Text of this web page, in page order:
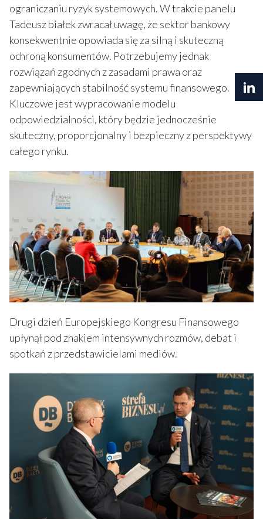
ograniczaniu ryzyk systemowych. W trakcie panelu
Tadeusz białek zwracał uwagę, że sektor bankowy
konsekwentnie opowiada się za silną i skuteczną
ochroną konsumentów. Potrzebujemy jednak
rozwiązań zgodnych z zasadami prawa oraz
zapewniających stabilność systemu finansowego.
Kluczowe jest wypracowanie modelu
odpowiedzialności, który będzie jednocześnie
skuteczny, proporcjonalny i bezpieczny z perspektywy
całego rynku.
Drugi dzień Europejskiego Kongresu Finansowego
upłynął pod znakiem intensywnych rozmów, debat i
spotkań z przedstawicielami mediów.